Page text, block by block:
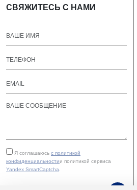
СВЯЖИТЕСЬ С НАМИ
Я соглашаюсь с политикой
конфиденциальностии политикой сервиса
Yandex SmartCaptcha